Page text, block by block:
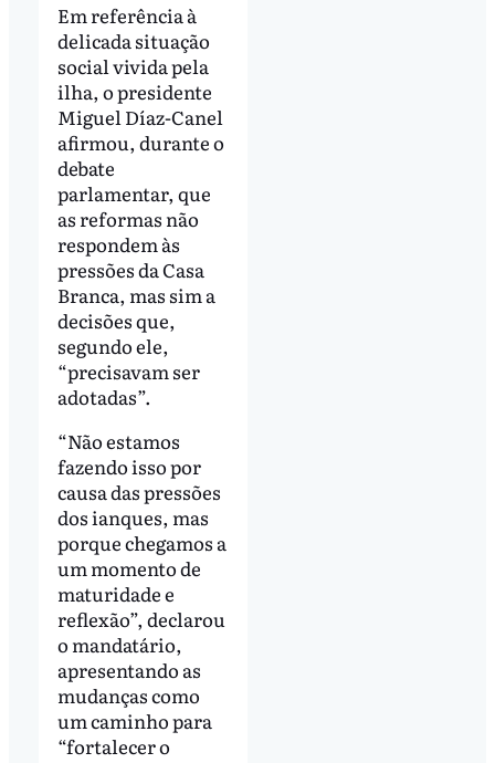
Em referência à
delicada situação
social vivida pela
ilha, o presidente
Miguel Díaz-Canel
afirmou, durante o
debate
parlamentar, que
as reformas não
respondem às
pressões da Casa
Branca, mas sim a
decisões que,
segundo ele,
“precisavam ser
adotadas”.
“Não estamos
fazendo isso por
causa das pressões
dos ianques, mas
porque chegamos a
um momento de
maturidade e
reflexão”, declarou
o mandatário,
apresentando as
mudanças como
um caminho para
“fortalecer o